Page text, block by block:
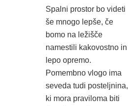
Spalni prostor bo videti
še mnogo lepše, če
bomo na ležišče
namestili kakovostno in
lepo opremo.
Pomembno vlogo ima
seveda tudi posteljnina,
ki mora praviloma biti